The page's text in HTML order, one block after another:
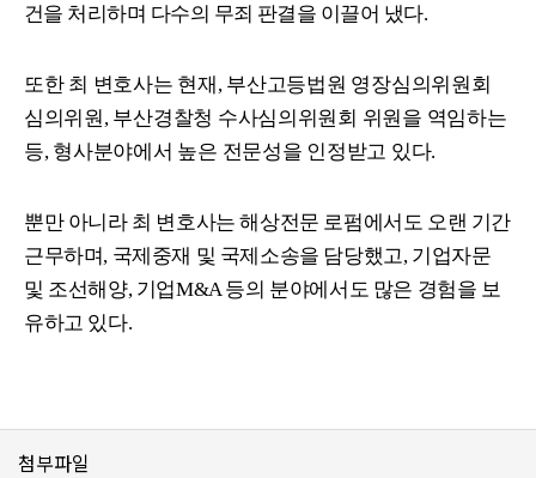
건을 처리하며 다수의 무죄 판결을 이끌어 냈다.
또한 최 변호사는 현재, 부산고등법원 영장심의위원회
심의위원, 부산경찰청 수사심의위원회 위원을 역임하는
등, 형사분야에서 높은 전문성을 인정받고 있다.
뿐만 아니라 최 변호사는 해상전문 로펌에서도 오랜 기간
근무하며, 국제중재 및 국제소송을 담당했고, 기업자문
및 조선해양, 기업M&A등의 분야에서도 많은 경험을 보
유하고 있다.
첨부파일